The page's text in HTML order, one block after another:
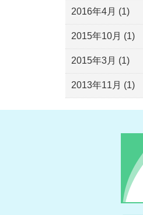
2016年4月 (1)
2015年10月 (1)
2015年3月 (1)
2013年11月 (1)